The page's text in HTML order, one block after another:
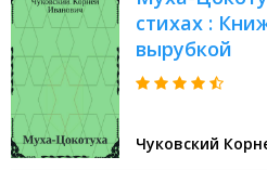
стихах :
вырубкой
Чуковский